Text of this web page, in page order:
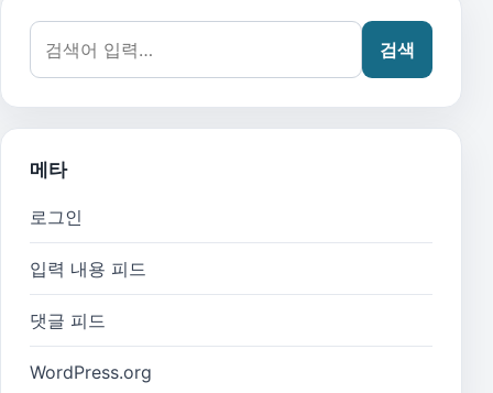
검색어:
검색
메타
로그인
입력 내용 피드
댓글 피드
WordPress.org